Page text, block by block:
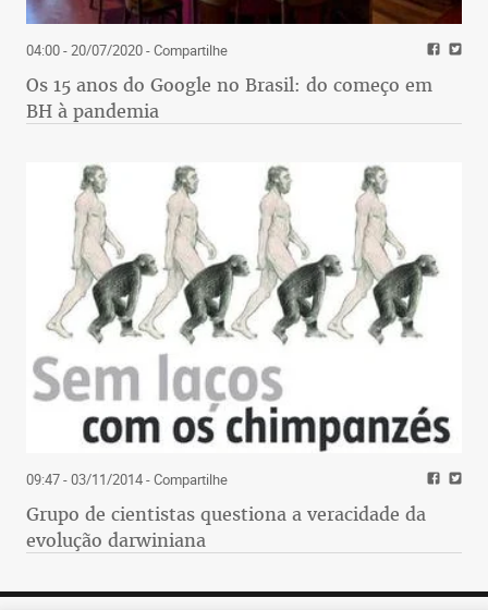
04:00 - 20/07/2020- Compartilhe
Os 15 anos do Google no Brasil: do começo em
BH à pandemia
09:47 - 03/11/2014- Compartilhe
Grupo de cientistas questiona a veracidade da
evolução darwiniana